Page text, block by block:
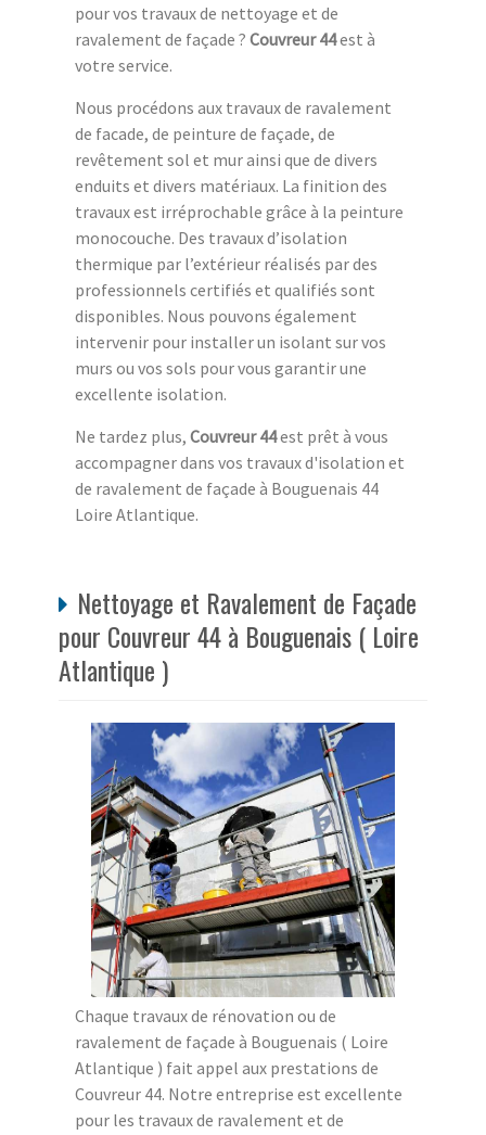
pour vos travaux de nettoyage et de
ravalement de façade ? Couvreur 44est à
votre service.
Nous procédons aux travaux de ravalement
de facade, de peinture de façade, de
revêtement sol et mur ainsi que de divers
enduits et divers matériaux. La finition des
travaux est irréprochable grâce à la peinture
monocouche. Des travaux d’isolation
thermique par l’extérieur réalisés par des
professionnels certifiés et qualifiés sont
disponibles. Nous pouvons également
intervenir pour installer un isolant sur vos
murs ou vos sols pour vous garantir une
excellente isolation.
Ne tardez plus, Couvreur 44est prêt à vous
accompagner dans vos travaux d'isolation et
de ravalement de façade à Bouguenais 44
Loire Atlantique.
Nettoyage et Ravalement de Façade
pour Couvreur 44 à Bouguenais ( Loire
Atlantique )
Chaque travaux de rénovation ou de
ravalement de façade à Bouguenais ( Loire
Atlantique ) fait appel aux prestations de
Couvreur 44. Notre entreprise est excellente
pour les travaux de ravalement et de